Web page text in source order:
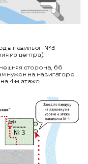
в павильон №3
из центра).
сторона, 66
нужен на навигаторе
4-м этаже.